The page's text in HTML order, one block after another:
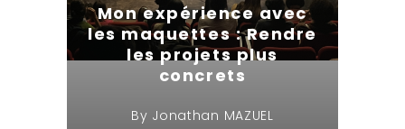
Mon expérience avec
les maquettes : Rendre
les projets plus
concrets
By Jonathan MAZUEL